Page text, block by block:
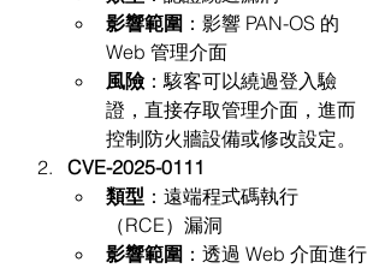
影響範圍 ：影響 PAN-OS 的
Web 管理介面
風險 ：駭客可以繞過登入驗
證，直接存取管理介面，進而
控制防火牆設備或修改設定。
CVE-2025-0111
類型 ：遠端程式碼執行
（RCE）漏洞
影響範圍 ：透過 Web 介面進行